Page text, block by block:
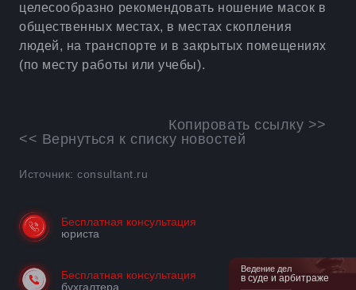
целесообразно рекомендовать ношение масок в
общественных местах, в местах скопления
людей, на транспорте и в закрытых помещениях
(по месту работы или учебы).
Копировать ссылку >>
<< Вернуться к списку новостей
Источник: consultant.ru
Бесплатная консультация
юриста
Бесплатная консультация
бухгалтера
Ведение дел
в суде и арбитраже